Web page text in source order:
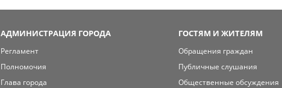
АДМИНИСТРАЦИЯ ГОРОДА
Регламент
Полномочия
Глава города
ГОСТЯМ И ЖИТЕЛЯМ
Обращения граждан
Публичные слушания
Общественные обсуждения